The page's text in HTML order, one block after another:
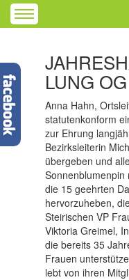
LUNG
Anna Hahn,
statutenkonform
zur Ehrung
Bezirksleiterin
übergeben und
die 15 geehrten
hervorzuheben,
Steirischen VP
Viktoria Greimel,
die bereits 35
Frauen
lebt von ihren